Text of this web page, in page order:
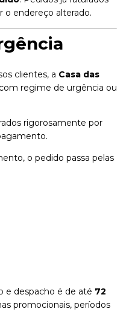
o endereço alterado.
clientes, a Casa das
regime de urgência ou
rigorosamente por
o pedido passa pelas
e despacho é de até 72
promocionais, períodos